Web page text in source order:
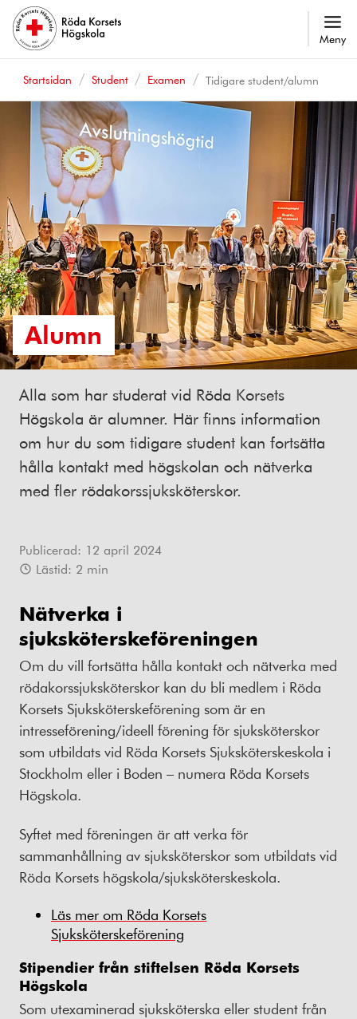
Meny
Startsidan Student Examen Tidigare student/alumn
Alumn
Alla som har studerat vid Röda Korsets
Högskola är alumner. Här finns information
om hur du som tidigare student kan fortsätta
hålla kontakt med högskolan och nätverka
med fler rödakorssjuksköterskor.
Publicerad: 12 april 2024
Lästid: 2 min
Nätverka i
sjuksköterskeföreningen
Om du vill fortsätta hålla kontakt och nätverka med
rödakorssjuksköterskor kan du bli medlem i Röda
Korsets Sjuksköterskeförening som är en
intresseförening/ideell förening för sjuksköterskor
som utbildats vid Röda Korsets Sjuksköterskeskola i
Stockholm eller i Boden – numera Röda Korsets
Högskola.
Syftet med föreningen är att verka för
sammanhållning av sjuksköterskor som utbildats vid
Röda Korsets högskola/sjuksköterskeskola.
Läs mer om Röda Korsets
Sjuksköterskeförening
Stipendier från stiftelsen Röda Korsets
Högskola
Som utexaminerad sjuksköterska eller student från